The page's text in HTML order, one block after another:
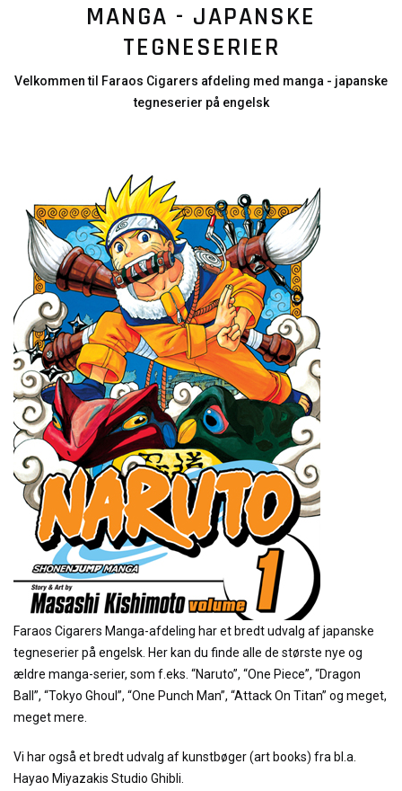
MANGA - JAPANSKE
TEGNESERIER
Velkommen til Faraos Cigarers afdeling med manga - japanske
tegneserier på engelsk
Faraos Cigarers Manga-afdeling har et bredt udvalg af japanske
tegneserier på engelsk. Her kan du finde alle de største nye og
ældre manga-serier, som f.eks. “Naruto”, “One Piece”, “Dragon
Ball”, “Tokyo Ghoul”, “One Punch Man”, “Attack On Titan” og meget,
meget mere.
Vi har også et bredt udvalg af kunstbøger (art books) fra bl.a.
Hayao Miyazakis Studio Ghibli.